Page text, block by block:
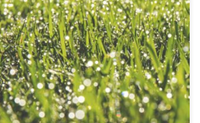
nuova playlist di Radio Casa Bastiano. In
mese che suona a Casa Bastiano e ce la
volte questa estate. Piace a tutti, grandi
inizia con Accireme dei 24 Grana e